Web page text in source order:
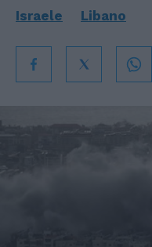
Israele Libano